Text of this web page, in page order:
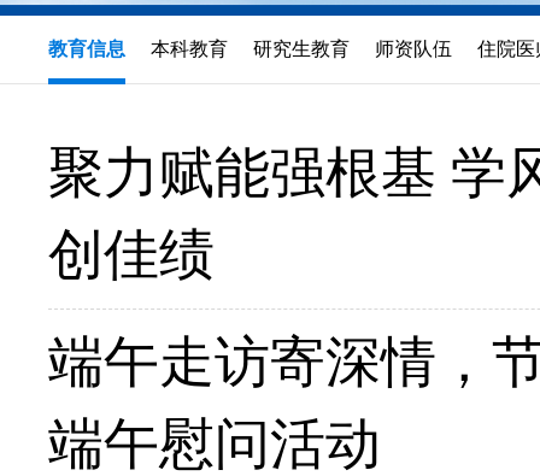
教育信息 本科教育 研究生教育 师资队伍 住院医
聚力赋能强根基
创佳绩
端午走访寄深情，
端午慰问活动